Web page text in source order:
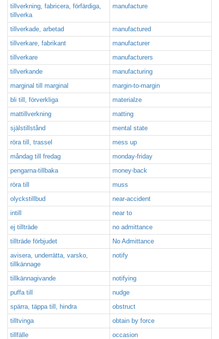
tillverkning, fabricera, förfärdiga,
tillverka
manufacture
tillverkade, arbetad
manufactured
tillverkare, fabrikant
manufacturer
tillverkare
manufacturers
tillverkande
manufacturing
marginal till marginal
margin-to-margin
bli till, förverkliga
materialze
mattillverkning
matting
själstillstånd
mental state
röra till, trassel
mess up
måndag till fredag
monday-friday
pengarna-tillbaka
money-back
röra till
muss
olyckstillbud
near-accident
intill
near to
ej tillträde
no admittance
tillträde förbjudet
No Admittance
avisera, underrätta, varsko,
tillkännage
notify
tillkännagivande
notifying
puffa till
nudge
spärra, täppa till, hindra
obstruct
tilltvinga
obtain by force
tillfälle
occasion